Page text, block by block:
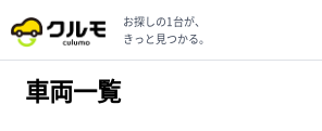
お探しの1台が、
きっと見つかる。
車両一覧